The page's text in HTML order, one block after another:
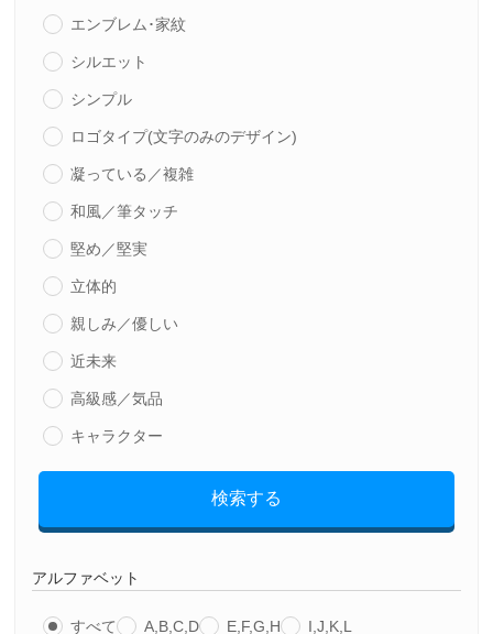
エンブレム･家紋
シルエット
シンプル
ロゴタイプ(文字のみのデザイン)
凝っている／複雑
和風／筆タッチ
堅め／堅実
立体的
親しみ／優しい
近未来
高級感／気品
キャラクター
検索する
アルファベット
すべて A,B,C,D E,F,G,H I,J,K,L